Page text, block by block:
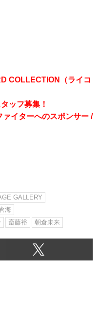
COLLECTION（ライコ
ッフ募集！
イターへのスポンサー /
GALLERY
海
斎藤裕 朝倉未来